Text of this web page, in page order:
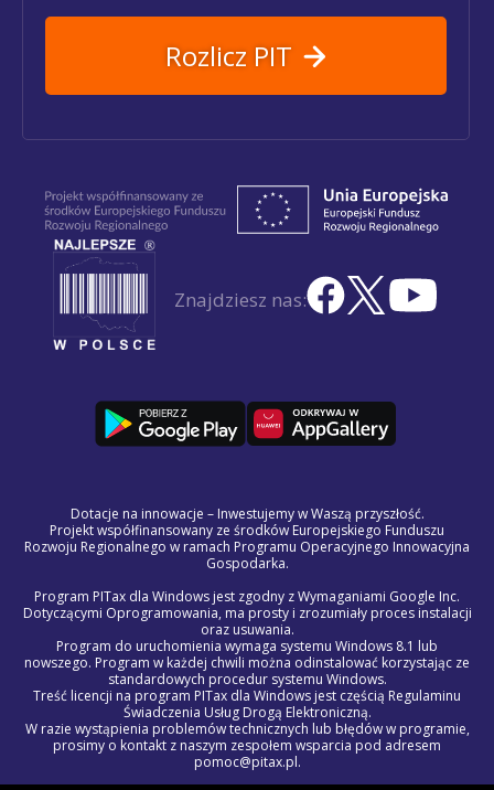
Rozlicz PIT
Znajdziesz nas:
Dotacje na innowacje – Inwestujemy w Waszą przyszłość.
Projekt współfinansowany ze środków Europejskiego Funduszu
Rozwoju Regionalnego w ramach Programu Operacyjnego Innowacyjna
Gospodarka.
Program PITax dla Windows jest zgodny z Wymaganiami Google Inc.
Dotyczącymi Oprogramowania, ma prosty i zrozumiały proces instalacji
oraz usuwania.
Program do uruchomienia wymaga systemu Windows 8.1 lub
nowszego. Program w każdej chwili można odinstalować korzystając ze
standardowych procedur systemu Windows.
Treść licencji na program PITax dla Windows jest częścią Regulaminu
Świadczenia Usług Drogą Elektroniczną.
W razie wystąpienia problemów technicznych lub błędów w programie,
prosimy o kontakt z naszym zespołem wsparcia pod adresem
pomoc@pitax.pl.